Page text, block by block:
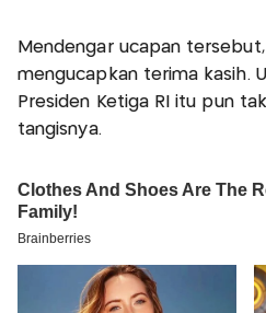
Mendengar ucapan
mengucapkan terima kasih.
Presiden Ketiga RI itu pun
tangisnya.